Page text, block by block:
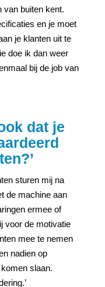
van buiten kent.
en je moet
je klanten uit te
doe ik dan weer
bij de job van
dat je
sturen mij na
de machine aan
ermee of
voor de motivatie
mee te nemen
nadien op
slaan.